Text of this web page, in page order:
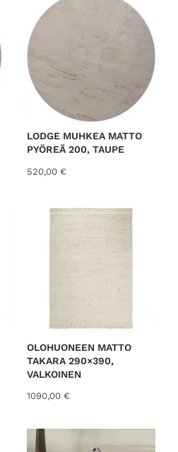
LODGE MUHKEA MATTO
PYÖREÄ 200, TAUPE
520,00 €
OLOHUONEEN MATTO
TAKARA 290×390,
VALKOINEN
1090,00 €